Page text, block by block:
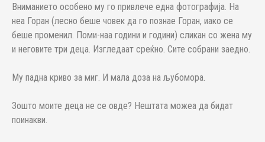
Вниманието особено му го привлече една фотографија. На
неа Горан (лесно беше човек да го познае Горан, иако се
беше променил. Поми-наа години и години) сликан со жена му
и неговите три деца. Изгледаат среќно. Сите собрани заедно.
Му падна криво за миг. И мала доза на љубомора.
Зошто моите деца не се овде? Нештата можеа да бидат
поинакви.